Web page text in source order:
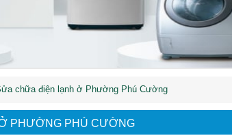
chữa điện lạnh ở Phường Phú Cường
PHƯỜNG PHÚ CƯỜNG